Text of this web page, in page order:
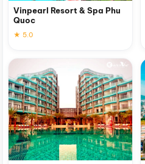
Vinpearl Resort & Spa Phu
Quoc
★ 5.0